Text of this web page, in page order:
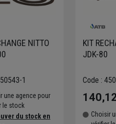
NITTO
1
une agence pour
le stock
du stock en
KIT
JDK-80
Code :
Choisir